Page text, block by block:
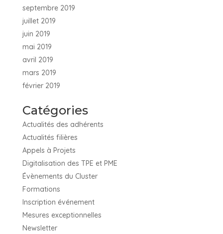
septembre 2019
juillet 2019
juin 2019
mai 2019
avril 2019
mars 2019
février 2019
Catégories
Actualités des adhérents
Actualités filières
Appels à Projets
Digitalisation des TPE et PME
Évènements du Cluster
Formations
Inscription événement
Mesures exceptionnelles
Newsletter